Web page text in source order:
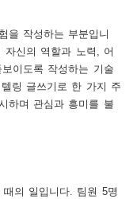
을 작성하는 부분입니
자신의 역할과 노력, 어
이도록 작성하는 기술
링 글쓰기로 한 가지 주
하며 관심과 흥미를 불
의 일입니다. 팀원 5명